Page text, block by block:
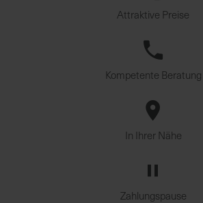
Attraktive Preise
Kompetente Beratung
In Ihrer Nähe
Zahlungspause